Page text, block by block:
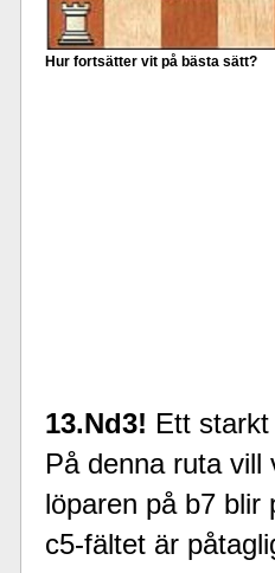
längesedan vi hade ett sådant
kämpar om Sverigemästartiteln.
status, och Tikkanen är säkert mätt
betänketiden så schack bör
Frilansjournalisten och
boken i ur och skur och den har
fotografier som de flesta aldrig har
Uffes angreppspartier med
saknats i den svenska
Hur fortsätter vit på bästa sätt?
13.Nd3! Ett
På denna ruta
löparen på b7
c5-fältet är